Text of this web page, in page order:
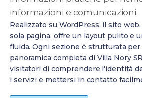
informazioni e comunicazioni.
Realizzato su WordPress, il sito
sola pagina, offre un layout pulito e
fluida. Ogni sezione è strutturata
panoramica completa di Villa Nory
visitatori di comprendere l'identità
i servizi e mettersi in contatto